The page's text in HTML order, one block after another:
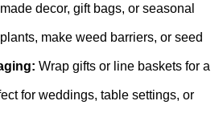
decor, gift bags, or seasonal
make weed barriers, or seed
Wrap gifts or line baskets for a
for weddings, table settings, or